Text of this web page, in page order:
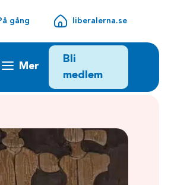
gång liberalerna.se
Mer
Bli
medlem